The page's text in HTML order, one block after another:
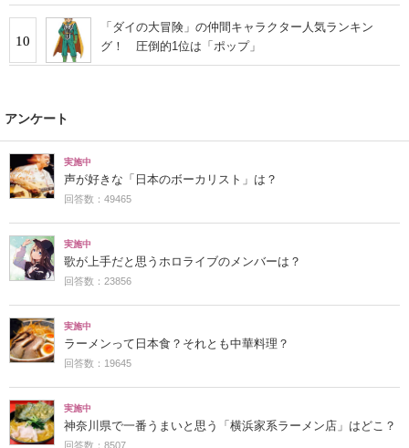
10
「ダイの大冒険」の仲間キャラクター人気ランキン
グ！ 圧倒的1位は「ポップ」
アンケート
実施中
声が好きな「日本のボーカリスト」は？
回答数：49465
実施中
歌が上手だと思うホロライブのメンバーは？
回答数：23856
実施中
ラーメンって日本食？それとも中華料理？
回答数：19645
実施中
神奈川県で一番うまいと思う「横浜家系ラーメン店」はどこ？
回答数：8507